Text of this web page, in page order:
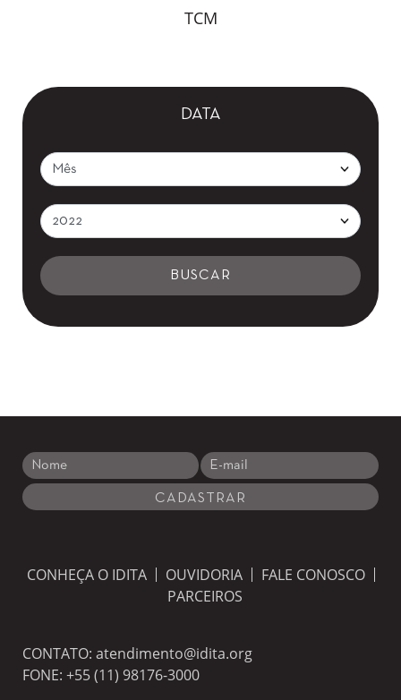
TCM
DATA
CONHEÇA O IDITA OUVIDORIA
FALE CONOSCO
PARCEIROS
CONTATO: atendimento@idita.org
FONE: +55 (11) 98176-3000